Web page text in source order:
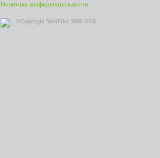
Политика конфиденциальности
©Copyright NaviPilot 2006-2026